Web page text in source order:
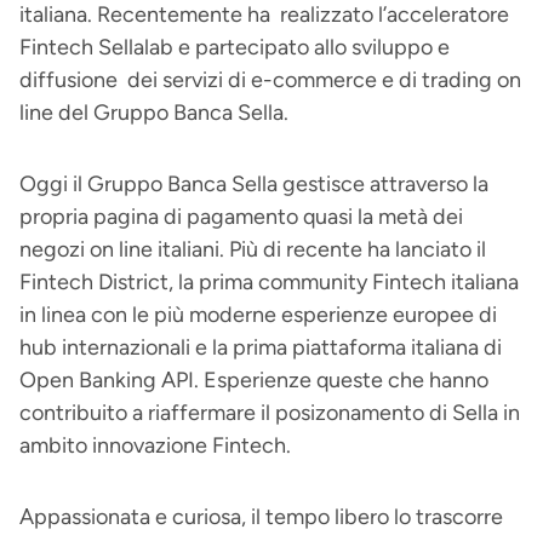
italiana. Recentemente ha realizzato l’acceleratore
Fintech Sellalab e partecipato allo sviluppo e
diffusione dei servizi di e-commerce e di trading on
line del Gruppo Banca Sella.
Oggi il Gruppo Banca Sella gestisce attraverso la
propria pagina di pagamento quasi la metà dei
negozi on line italiani. Più di recente ha lanciato il
Fintech District, la prima community Fintech italiana
in linea con le più moderne esperienze europee di
hub internazionali e la prima piattaforma italiana di
Open Banking API. Esperienze queste che hanno
contribuito a riaffermare il posizonamento di Sella in
ambito innovazione Fintech.
Appassionata e curiosa, il tempo libero lo trascorre